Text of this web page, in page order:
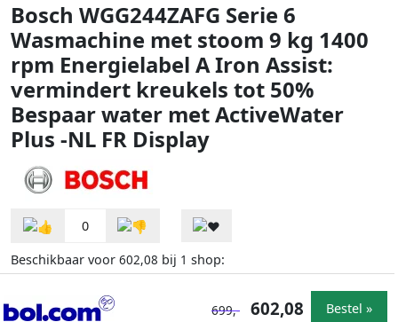
Bosch WGG244ZAFG Serie 6
Wasmachine met stoom 9 kg 1400
rpm Energielabel A Iron Assist:
vermindert kreukels tot 50%
Bespaar water met ActiveWater
Plus -NL FR Display
0
Beschikbaar voor 602,08 bij 1 shop:
699,- 602,08 Bestel »